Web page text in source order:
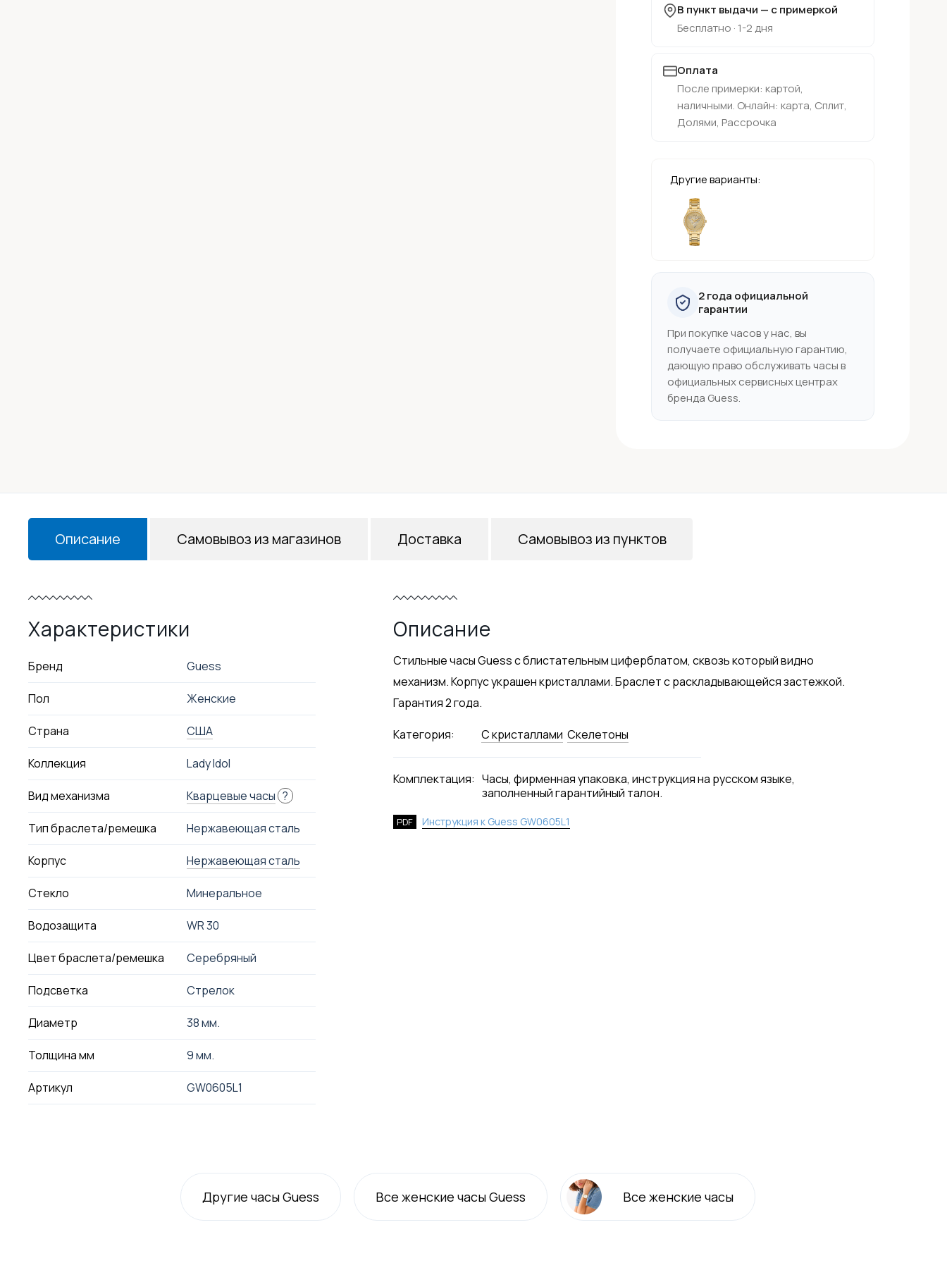
В пункт выдачи — с примеркой
Бесплатно · 1-2 дня
Оплата
После примерки: картой,
наличными. Онлайн: карта, Сплит,
Долями, Рассрочка
Другие варианты:
2 года официальной
гарантии
При покупке часов у нас, вы
получаете официальную гарантию,
дающую право обслуживать часы в
официальных сервисных центрах
бренда Guess.
Описание
Характеристики
Бренд Guess
Пол Женские
Страна США
Коллекция Lady Idol
Вид механизма Кварцевые часы ?
Тип браслета/ремешка Нержавеющая сталь
Корпус Нержавеющая сталь
Стекло Минеральное
Водозащита WR 30
Цвет браслета/ремешка Серебряный
Подсветка Стрелок
Диаметр 38 мм.
Толщина мм 9 мм.
Артикул GW0605L1
Описание
Стильные часы Guess с блистательным циферблатом, сквозь который видно
механизм. Корпус украшен кристаллами. Браслет с раскладывающейся застежкой.
Гарантия 2 года.
Категория: С кристаллами Скелетоны
Комплектация: Часы, фирменная упаковка, инструкция на русском языке,
заполненный гарантийный талон.
PDF Инструкция к Guess GW0605L1
Самовывоз из магазинов Доставка Самовывоз из пунктов
Другие часы Guess Всеженские часы Guess Всеженские часы